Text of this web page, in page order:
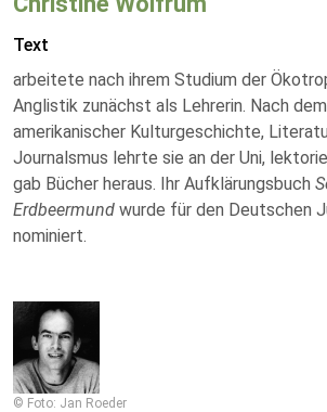
Text
arbeitete nach ihrem Studium der
Anglistik zunächst als Lehrerin. Nach
amerikanischer Kulturgeschichte,
Journalsmus lehrte sie an der Uni,
gab Bücher heraus. Ihr Aufklärungsbuch
Erdbeermund wurde für den Deutschen
nominiert.
© Foto: Jan Roeder